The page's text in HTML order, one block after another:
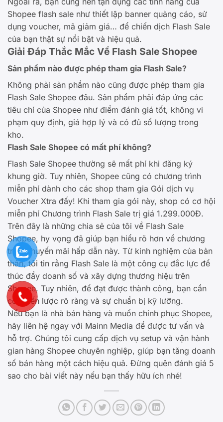
Shopee flash sale như thiết lập banner quảng cáo, sử
dụng voucher, mã giảm giá… để chiến dịch Flash Sale
của bạn thật sự nổi bật và hiệu quả.
Giải Đáp Thắc Mắc Về Flash Sale Shopee
Sản phẩm nào được phép tham gia Flash Sale?
Không phải sản phẩm nào cũng được phép tham gia
Flash Sale Shopee đâu. Sản phẩm phải đáp ứng các
tiêu chí của Shopee như điểm đánh giá tốt, không vi
phạm quy định, giá hợp lý và có đủ số lượng trong
kho.
Flash Sale Shopee có mất phí không?
Flash Sale Shopee thường sẽ mất phí khi đăng ký
khung giờ. Tuy nhiên, Shopee cũng có chương trình
miễn phí dành cho các shop tham gia Gói dịch vụ
Voucher Xtra đấy! Khi tham gia gói này, shop có cơ hội
miễn phí Chương trình Flash Sale trị giá 1.299.000Đ.
Trên đây là những chia sẻ của tôi về Flash Sale
Shopee, hy vọng đã giúp bạn hiểu rõ hơn về chương
trình khuyến mãi hấp dẫn này. Từ kinh nghiệm của bản
thân, tôi tin rằng Flash Sale là một công cụ đắc lực để
thúc đẩy doanh số và xây dựng thương hiệu trên
Shopee. Tuy nhiên, để đạt được thành công, bạn cần
có chiến lược rõ ràng và sự chuẩn bị kỹ lưỡng.
Nếu bạn là nhà bán hàng và muốn chinh phục Shopee,
hãy liên hệ ngay với Mainn Media để được tư vấn và
hỗ trợ. Chúng tôi cung cấp dịch vụ setup và vận hành
gian hàng Shopee chuyên nghiệp, giúp bạn tăng doanh
số bán hàng một cách hiệu quả. Đừng quên đánh giá 5
sao cho bài viết này nếu bạn thấy hữu ích nhé!